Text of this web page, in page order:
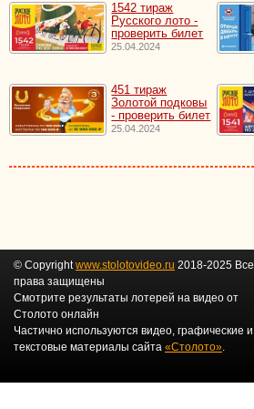
1542 тираж
Русского лото -
проверить билет
25.04.2024
451 тираж
Золотой подковы
- проверить билет
25.04.2024
© Copyrightwww.stolotovideo.ru 2018-2025 Все
права защищены
Смотрите результаты лотерей на видео от
Столото онлайн
Частично используются видео, графические и
текстовые материалы сайта «Столото».